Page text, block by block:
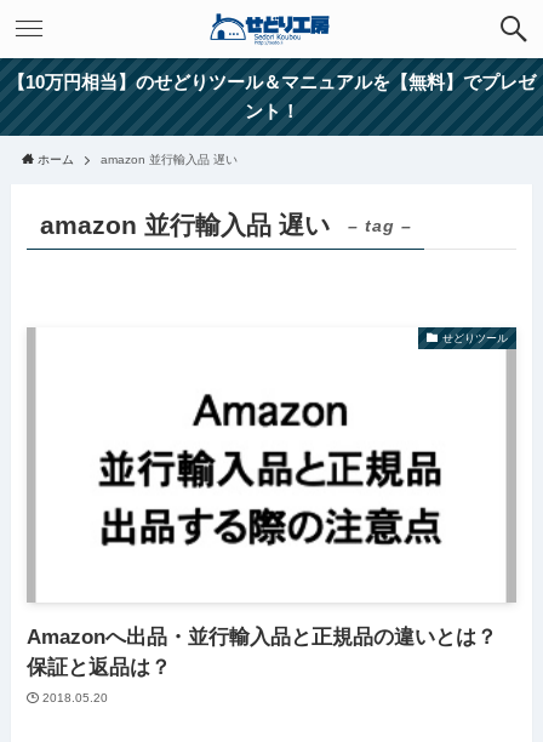
【10万円相当】のせどりツール＆マニュアルを【無料】でプレゼ
ント！
ホーム amazon 並行輸入品 遅い
amazon 並行輸入品 遅い – tag –
せどりツール
Amazonへ出品・並行輸入品と正規品の違いとは？
保証と返品は？
2018.05.20